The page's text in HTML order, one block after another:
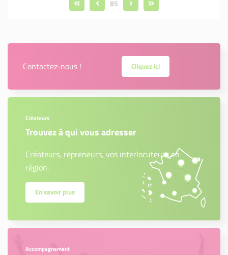
85
Contactez-nous ! Cliquez ici
Créateurs
Trouvez à qui vous adresser
Créateurs, repreneurs, vos interlocuteurs en
région.
En savoir plus
Accompagnement